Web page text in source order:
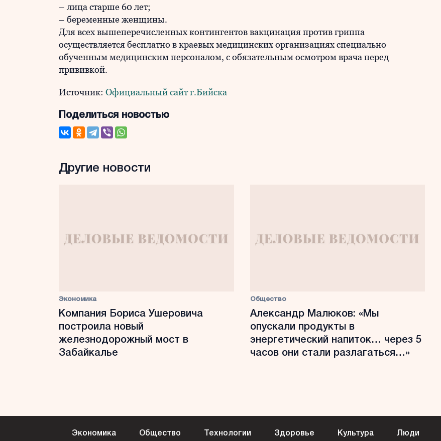
– лица старше 60 лет;
– беременные женщины.
Для всех вышеперечисленных контингентов вакцинация против гриппа
осуществляется бесплатно в краевых медицинских организациях специально
обученным медицинским персоналом, с обязательным осмотром врача перед
прививкой.
Источник: Официальный сайт г.Бийска
Поделиться новостью
Другие новости
Экономика
Компания Бориса Ушеровича
построила новый
железнодорожный мост в
Забайкалье
Общество
Александр Малюков: «Мы
опускали продукты в
энергетический напиток… через 5
часов они стали разлагаться…»
Экономика Общество Технологии Здоровье Культура Люди